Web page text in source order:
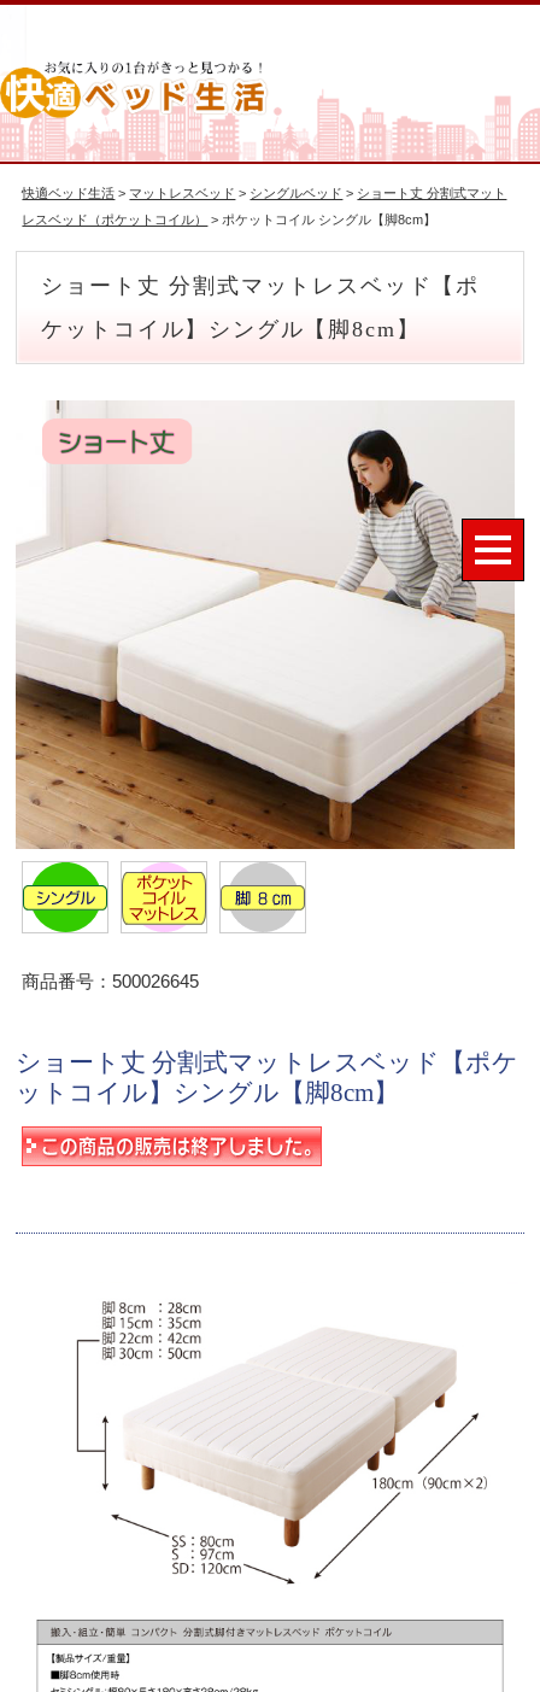
快適ベッド生活 > マットレスベッド > シングルベッド > ショート丈 分割式マット
レスベッド（ポケットコイル）
> ポケットコイル シングル【脚8cm】
ショート丈 分割式マットレスベッド【ポ
ケットコイル】シングル【脚8cm】
商品番号：500026645
ショート丈 分割式マットレスベッド【ポケ
ットコイル】シングル【脚8cm】